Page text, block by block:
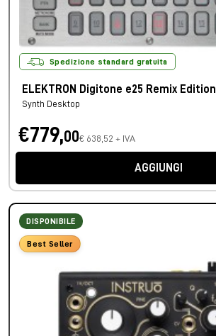
Spedizione standard gratuita
ELEKTRON Digitone e25 Remix Edition
Synth Desktop
€779,00€ 638,52 + IVA
AGGIUNGI
DISPONIBILE
Best Seller